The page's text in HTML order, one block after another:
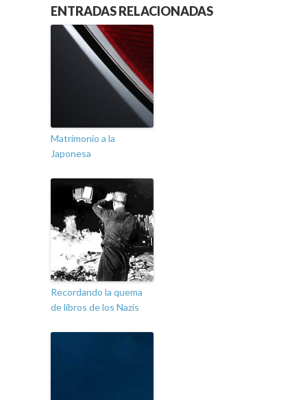
ENTRADAS RELACIONADAS
Matrimonio a la
Japonesa
Recordando la quema
de libros de los Nazis